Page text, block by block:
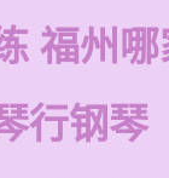
福州
行钢琴